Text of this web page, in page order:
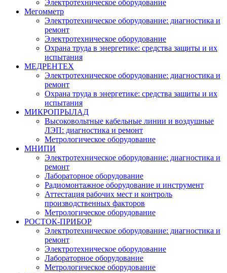
Электротехническое оборудование
Мегомметр
Электротехническое оборудование: диагностика и
ремонт
Электротехническое оборудование
Охрана труда в энергетике: средства защиты и их
испытания
МЕДРЕНТЕХ
Электротехническое оборудование: диагностика и
ремонт
Охрана труда в энергетике: средства защиты и их
испытания
МИКРОПРЫЛАД
Высоковольтные кабельные линии и воздушные
ЛЭП: диагностика и ремонт
Метрологическое оборудование
МНИПИ
Электротехническое оборудование: диагностика и
ремонт
Лабораторное оборудование
Радиомонтажное оборудование и инструмент
Аттестация рабочих мест и контроль
производственных факторов
Метрологическое оборудование
РОСТОК-ПРИБОР
Электротехническое оборудование: диагностика и
ремонт
Электротехническое оборудование
Лабораторное оборудование
Метрологическое оборудование